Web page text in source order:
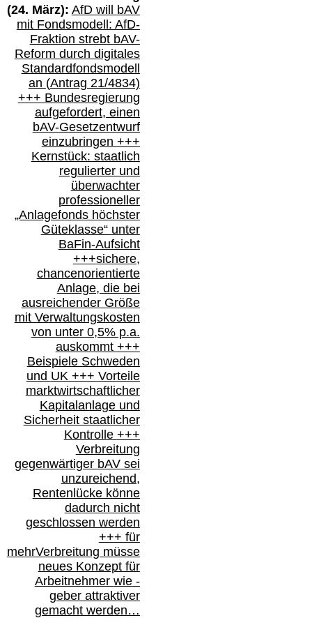
(24. März): AfD will bAV
mit Fondsmodell: AfD-
Fraktion strebt bAV-
Reform durch digitales
Standardfondsmodell
an (Antrag 21/4834)
+++ Bundesregierung
aufgefordert, einen
bAV-Gesetzentwurf
einzubringen +++
Kernstück: staatlich
regulierter und
überwachter
professioneller
„Anlagefonds höchster
Güteklasse“ unter
BaFin-Aufsicht
+++sichere,
chancenorientierte
Anlage, die bei
ausreichender Größe
mit Verwaltungskosten
von unter 0,5% p.a.
auskommt +++
Beispiele Schweden
und UK +++ Vorteile
marktwirtschaftlicher
Kapitalanlage und
Sicherheit staatlicher
Kontrolle +++
Verbreitung
gegenwärtiger bAVsei
unzureichend,
Rentenlücke könne
dadurch nicht
geschlossen werden
+++ für
mehrVerbreitung müsse
neues Konzept für
Arbeitnehmer wie-
geber attraktiver
gemacht werden…